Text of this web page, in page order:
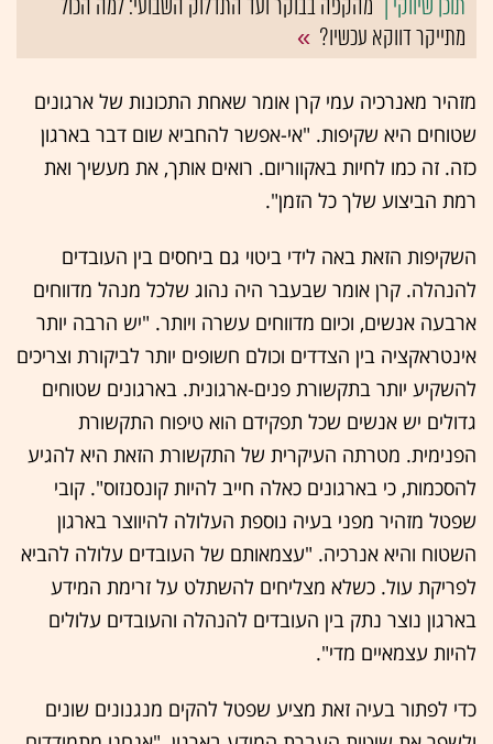
מתייקר דווקא עכשיו?
מזהיר מאנרכיה עמי קרן אומר שאחת התכונות של ארגונים
שטוחים היא שקיפות. "אי-אפשר להחביא שום דבר בארגון
כזה. זה כמו לחיות באקווריום. רואים אותך, את מעשיך ואת
רמת הביצוע שלך כל הזמן".
השקיפות הזאת באה לידי ביטוי גם ביחסים בין העובדים
להנהלה. קרן אומר שבעבר היה נהוג שלכל מנהל מדווחים
ארבעה אנשים, וכיום מדווחים עשרה ויותר. "יש הרבה יותר
אינטראקציה בין הצדדים וכולם חשופים יותר לביקורת וצריכים
להשקיע יותר בתקשורת פנים-ארגונית. בארגונים שטוחים
גדולים יש אנשים שכל תפקידם הוא טיפוח התקשורת
הפנימית. מטרתה העיקרית של התקשורת הזאת היא להגיע
להסכמות, כי בארגונים כאלה חייב להיות קונסנזוס". קובי
שפטל מזהיר מפני בעיה נוספת העלולה להיווצר בארגון
השטוח והיא אנרכיה. "עצמאותם של העובדים עלולה להביא
לפריקת עול. כשלא מצליחים להשתלט על זרימת המידע
בארגון נוצר נתק בין העובדים להנהלה והעובדים עלולים
להיות עצמאיים מדי".
כדי לפתור בעיה זאת מציע שפטל להקים מנגנונים שונים